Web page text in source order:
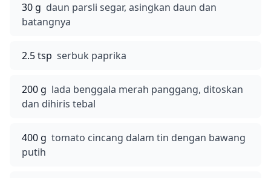
30 g daun parsli segar, asingkan daun dan
batangnya
2.5 tsp serbuk paprika
200 g lada benggala merah panggang, ditoskan
dan dihiris tebal
400 g tomato cincang dalam tin dengan bawang
putih